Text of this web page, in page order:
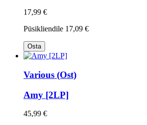
17,99 €
Püsikliendile 17,09 €
Osta
Various (Ost)
Amy [2LP]
45,99 €